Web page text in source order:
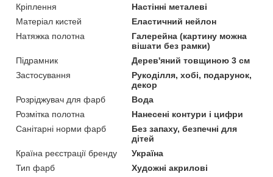
Кріплення
Настінні металеві
Матеріал кистей
Еластичний нейлон
Натяжка полотна
Галерейна (картину можна
вішати без рамки)
Підрамник
Дерев'яний товщиною 3 см
Застосування
Рукоділля, хобі, подарунок,
декор
Розріджувач для фарб
Вода
Розмітка полотна
Нанесені контури і цифри
Санітарні норми фарб
Без запаху, безпечні для
дітей
Країна реєстрації бренду
Україна
Тип фарб
Художні акрилові